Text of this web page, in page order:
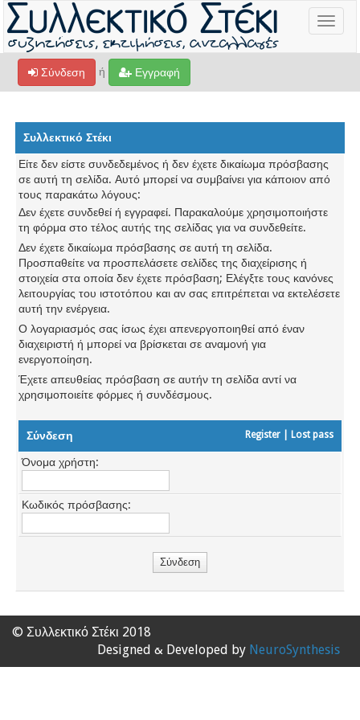
Toggle
Σύνδεση ή Εγγραφή
Συλλεκτικό Στέκι
Είτε δεν είστε συνδεδεμένος ή δεν έχετε δικαίωμα πρόσβασης
σε αυτή τη σελίδα. Αυτό μπορεί να συμβαίνει για κάποιον από
τους παρακάτω λόγους:
Δεν έχετε συνδεθεί ή εγγραφεί. Παρακαλούμε χρησιμοποιήστε
τη φόρμα στο τέλος αυτής της σελίδας για να συνδεθείτε.
Δεν έχετε δικαίωμα πρόσβασης σε αυτή τη σελίδα.
Προσπαθείτε να προσπελάσετε σελίδες της διαχείρισης ή
στοιχεία στα οποία δεν έχετε πρόσβαση; Ελέγξτε τους κανόνες
λειτουργίας του ιστοτόπου και αν σας επιτρέπεται να εκτελέσετε
αυτή την ενέργεια.
Ο λογαριασμός σας ίσως έχει απενεργοποιηθεί από έναν
διαχειριστή ή μπορεί να βρίσκεται σε αναμονή για
ενεργοποίηση.
Έχετε απευθείας πρόσβαση σε αυτήν τη σελίδα αντί να
χρησιμοποιείτε φόρμες ή συνδέσμους.
Σύνδεση Register| Lost pass
Όνομα χρήστη:
Κωδικός πρόσβασης:
© Συλλεκτικό Στέκι 2018
Designed & Developed by NeuroSynthesis